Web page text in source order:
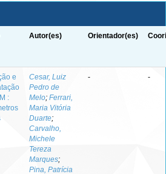
Autor(es) Orientador(es)
e
:
Cesar, Luiz
Pedro de
Melo; Ferrari,
Maria Vitória
Duarte;
Carvalho,
Michele
Tereza
Marques;
Pina, Patrícia
- -